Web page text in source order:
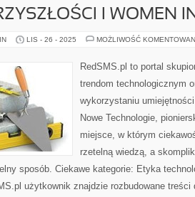
I WOMEN
LIS - 26 - 2025 MOŻLIWOŚĆ
RedSMS.pl to portal
trendom technologicznym
wykorzystaniu
Nowe Technologie,
miejsce, w którym
rzetelną wiedzą, a
sposób. Ciekawe kategorie: Etyka
użytkownik znajdzie rozbudowane